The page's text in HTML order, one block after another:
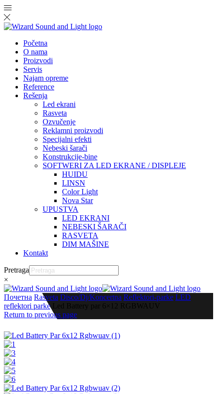
Početna
O nama
Proizvodi
Servis
Najam opreme
Reference
Rešenja
Led ekrani
Rasveta
Ozvučenje
Reklamni proizvodi
Specijalni efekti
Nebeski šarači
Konstrukcije-bine
SOFTWERI ZA LED EKRANE / DISPLEJE
HUIDU
LINSN
Color Light
Nova Star
UPUSTVA
LED EKRANI
NEBESKI ŠARAČI
RASVETA
DIM MAŠINE
Kontakt
Pretraga
×
Почетна Rasveta Disco/Dj/Koncertna Reflektori-parke LED
reflektori parke Led Battery par 6×12 RGBWAUV
Return to previous page